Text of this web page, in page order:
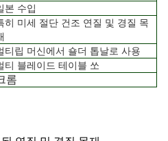
본 수입
히 미세 절단 건조 연질 및 경질 목
티립 머신에서 숄더 톱날로 사용
티 블레이드 테이블 쏘
롬